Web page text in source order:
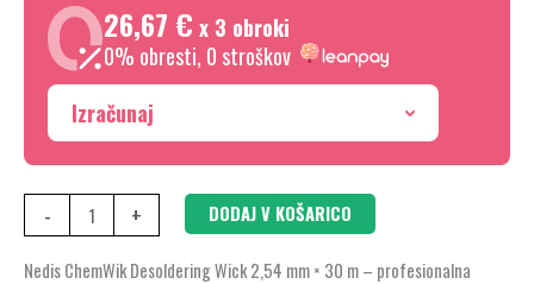
26,67 € x 3 obroki
0% obresti, 0 stroškov
Izračunaj
-
30m
količina
+ DODAJ V KOŠARICO
Nedis ChemWik Desoldering Wick 2,54 mm × 30 m – profesionalna